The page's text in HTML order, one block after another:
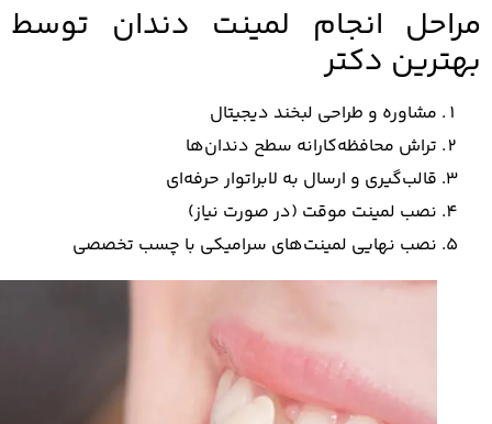
انجام لمینت دندان توسط
دکتر
مشاوره و طراحی لبخند دیجیتال
تراش محافظه‌کارانه سطح دندان‌ها
قالب‌گیری و ارسال به لابراتوار حرفه‌ای
نصب لمینت موقت (در صورت نیاز)
نصب نهایی لمینت‌های سرامیکی با چسب تخصصی